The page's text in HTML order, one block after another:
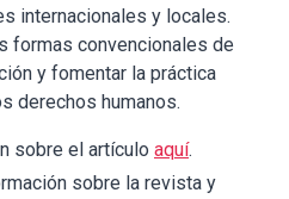
internacionales y locales.
formas convencionales de
y fomentar la práctica
derechos humanos.
sobre el artículo aquí.
sobre la revista y